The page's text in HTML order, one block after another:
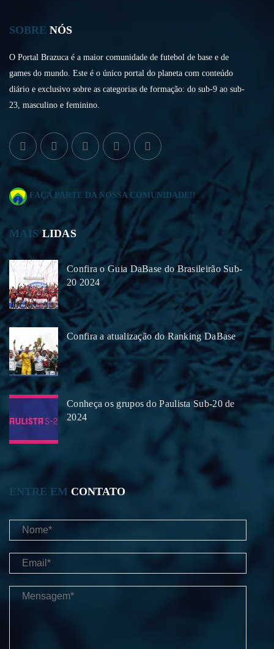
SOBRE NÓS
O Portal Brazuca é a maior comunidade de futebol de base e de
games do mundo. Este é o único portal do planeta com conteúdo
diário e exclusivo sobre as categorias de formação: do sub-9 ao sub-
23, masculino e feminino.
FAÇA PARTE DA NOSSA COMUNIDADE!!
MAISLIDAS
Confira o Guia DaBase do Brasileirão Sub-
20 2024
Confira a atualização do Ranking DaBase
Conheça os grupos do Paulista Sub-20 de
2024
ENTRE EM CONTATO